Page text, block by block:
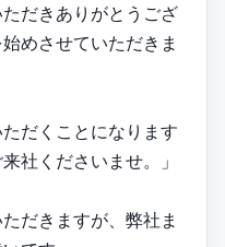
ただきありがとうござ
めさせていただきま
ただくことになります
社くださいませ。」
ただきますが、弊社ま